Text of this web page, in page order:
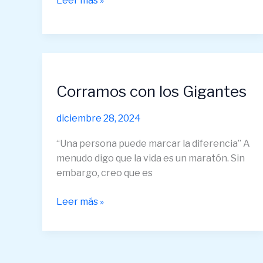
Corramos con los Gigantes
diciembre 28, 2024
“Una persona puede marcar la diferencia” A
menudo digo que la vida es un maratón. Sin
embargo, creo que es
los
Leer más »